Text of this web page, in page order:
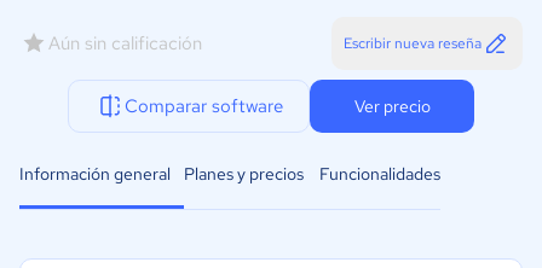
Aún sin calificación Escribir nueva reseña
Comparar software Ver precio
Información general Planes y precios Funcionalidades